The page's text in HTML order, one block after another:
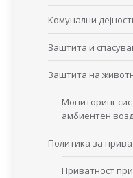
Комунални
Заштита и
Заштита на
Мониторинг
амбиентен
Политика за
Приватност